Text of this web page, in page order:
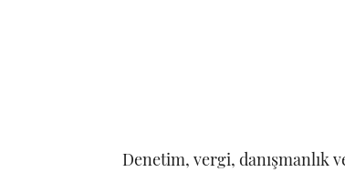
Denetim, vergi, danışmanlık